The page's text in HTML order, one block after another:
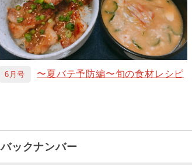
6月号 〜夏バテ予防編〜旬の食材レシピ
バックナンバー